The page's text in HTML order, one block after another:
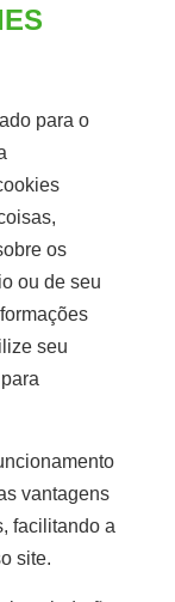
para o
os
ou de seu
seu
vantagens
facilitando a
site.